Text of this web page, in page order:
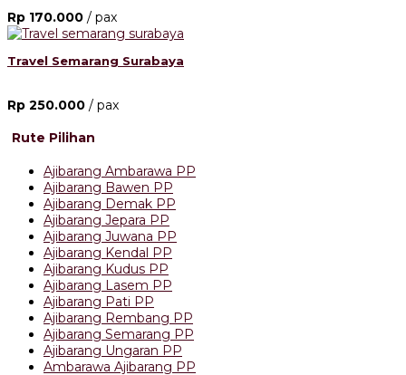
Rp 170.000 / pax
Travel Semarang Surabaya
Rp 250.000 / pax
Rute Pilihan
Ajibarang Ambarawa PP
Ajibarang Bawen PP
Ajibarang Demak PP
Ajibarang Jepara PP
Ajibarang Juwana PP
Ajibarang Kendal PP
Ajibarang Kudus PP
Ajibarang Lasem PP
Ajibarang Pati PP
Ajibarang Rembang PP
Ajibarang Semarang PP
Ajibarang Ungaran PP
Ambarawa Ajibarang PP